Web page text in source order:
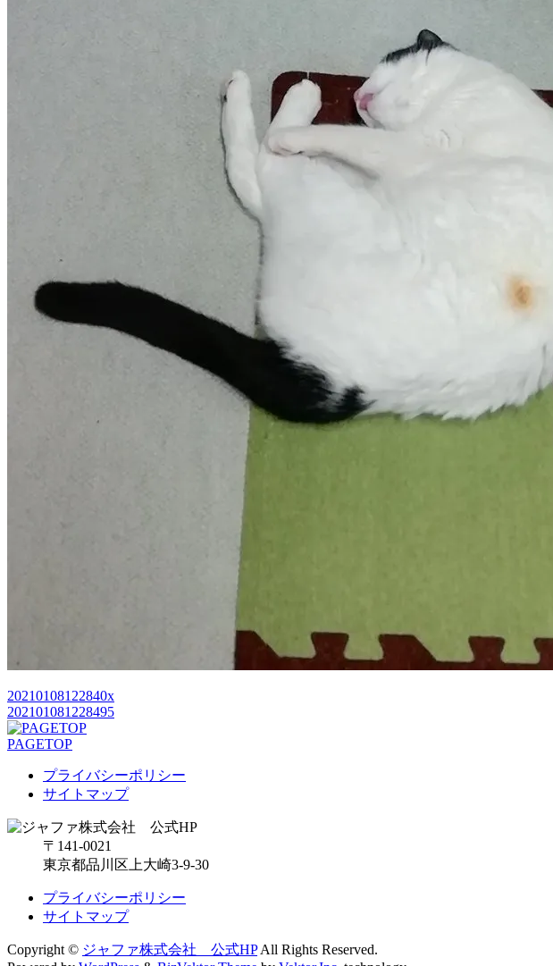
20210108122840x
202101081228495
PAGETOP
プライバシーポリシー
サイトマップ
〒141-0021
東京都品川区上大崎3-9-30
プライバシーポリシー
サイトマップ
Copyright © ジャファ株式会社 公式HPAll Rights Reserved.